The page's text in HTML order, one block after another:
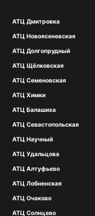
АТЦ Дмитровка
АТЦ Новоясеневская
АТЦ Долгопрудный
АТЦ Щёлковская
АТЦ Семеновская
АТЦ Химки
АТЦ Балашиха
АТЦ Севастопольская
АТЦ Научный
АТЦ Удальцова
АТЦ Алтуфьево
АТЦ Лобненская
АТЦ Очаково
АТЦ Солнцево